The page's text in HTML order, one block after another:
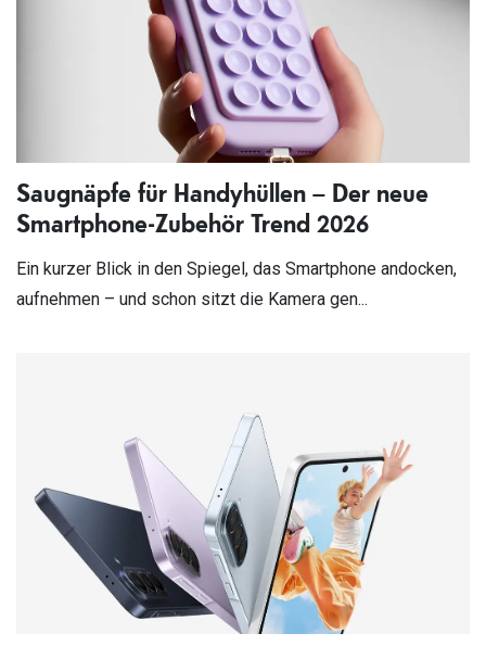
Saugnäpfe für Handyhüllen – Der neue
Smartphone-Zubehör Trend 2026
Ein kurzer Blick in den Spiegel, das Smartphone andocken,
aufnehmen – und schon sitzt die Kamera gen...